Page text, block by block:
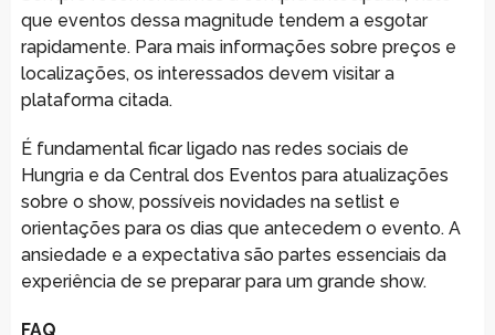
que eventos dessa magnitude tendem a esgotar
rapidamente. Para mais informações sobre preços e
localizações, os interessados devem visitar a
plataforma citada.
É fundamental ficar ligado nas redes sociais de
Hungria e da Central dos Eventos para atualizações
sobre o show, possíveis novidades na setlist e
orientações para os dias que antecedem o evento. A
ansiedade e a expectativa são partes essenciais da
experiência de se preparar para um grande show.
FAQ